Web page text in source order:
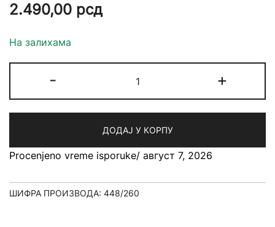
2.490,00 рсд
На залихама
- +
ДОДАЈ У КОРПУ
Procenjeno vreme isporuke/ август 7, 2026
ШИФРА ПРОИЗВОДА: 448/260